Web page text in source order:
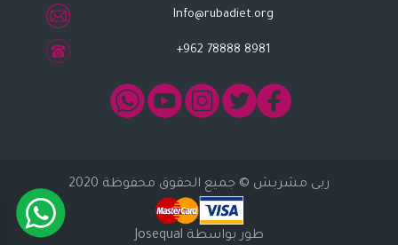
Info@rubadiet.org
+962 78888 8981
ربى مشربش © جميع الحقوق محفوظة 2020
طور بواسطة Josequal